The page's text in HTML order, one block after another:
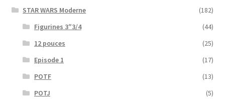
STAR WARS Moderne
(182)
Figurines 3″3/4
(44)
12 pouces
(25)
Episode 1
(17)
POTF
(13)
POTJ
(5)